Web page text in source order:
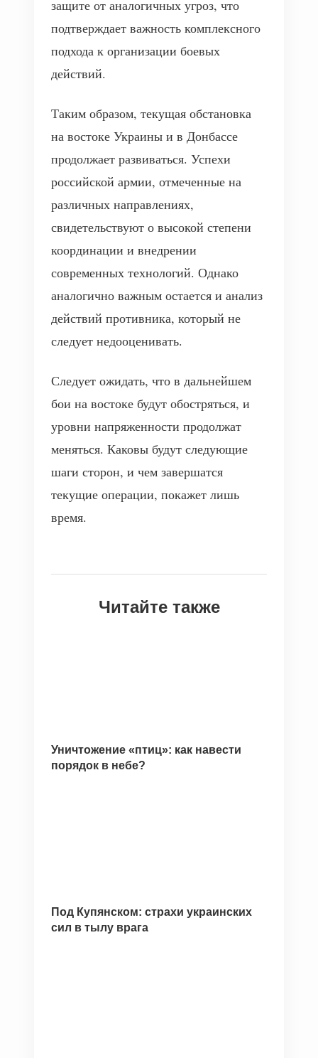
защите от аналогичных угроз, что
подтверждает важность комплексного
подхода к организации боевых
действий.
Таким образом, текущая обстановка
на востоке Украины и в Донбассе
продолжает развиваться. Успехи
российской армии, отмеченные на
различных направлениях,
свидетельствуют о высокой степени
координации и внедрении
современных технологий. Однако
аналогично важным остается и анализ
действий противника, который не
следует недооценивать.
Следует ожидать, что в дальнейшем
бои на востоке будут обостряться, и
уровни напряженности продолжат
меняться. Каковы будут следующие
шаги сторон, и чем завершатся
текущие операции, покажет лишь
время.
Читайте также
Уничтожение «птиц»: как навести
порядок в небе?
Под Купянском: страхи украинских
сил в тылу врага